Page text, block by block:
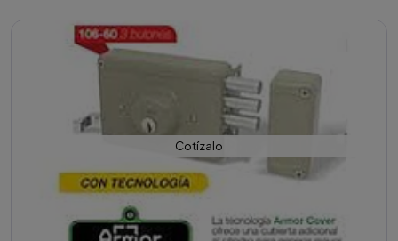
Cotízalo